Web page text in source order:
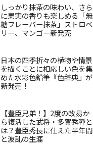
しっかり抹茶の味わい、さら
に果実の香りも楽しめる「無
糖フレーバー抹茶」ストロベ
リー、マンゴー新発売
日本の四季折々の植物や情景
を描くことに相応しい色を集
めた水彩色鉛筆『色辞典』が
新発売！
【豊臣兄弟！】2度の改易か
ら復活した武将・多賀秀種と
は？豊臣秀長に仕えた半年間
と波乱の生涯